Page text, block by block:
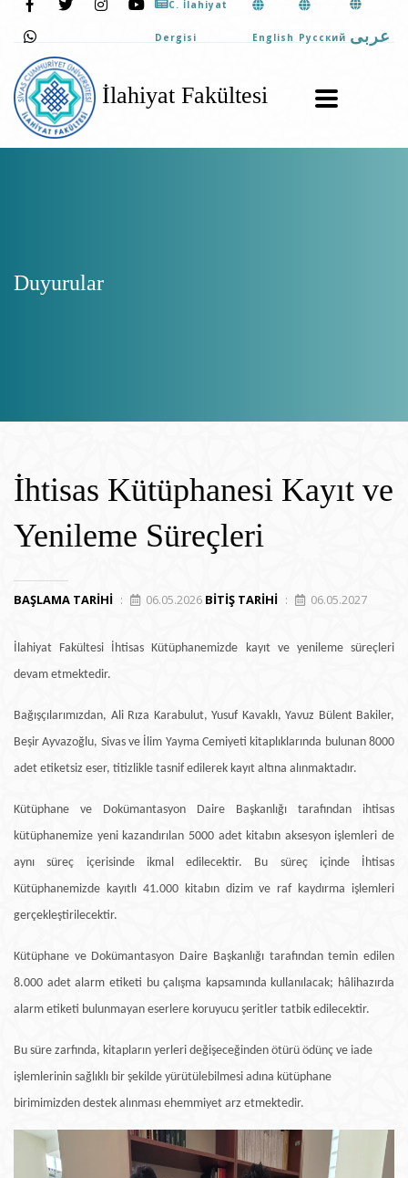
C. İlahiyat
Dergisi English Pусский عربى
İlahiyat Fakültesi
Duyurular
İhtisas Kütüphanesi Kayıt ve
Yenileme Süreçleri
BAŞLAMA TARIHI : 06.05.2026 BITIŞ TARIHI : 06.05.2027
İlahiyat Fakültesi İhtisas Kütüphanemizde kayıt ve yenileme süreçleri
devam etmektedir.
Bağışçılarımızdan, Ali Rıza Karabulut, Yusuf Kavaklı, Yavuz Bülent Bakiler,
Beşir Ayvazoğlu, Sivas ve İlim Yayma Cemiyeti kitaplıklarında bulunan 8000
adet etiketsiz eser, titizlikle tasnif edilerek kayıt altına alınmaktadır.
Kütüphane ve Dokümantasyon Daire Başkanlığı tarafından ihtisas
kütüphanemize yeni kazandırılan 5000 adet kitabın aksesyon işlemleri de
aynı süreç içerisinde ikmal edilecektir. Bu süreç içinde İhtisas
Kütüphanemizde kayıtlı 41.000 kitabın dizim ve raf kaydırma işlemleri
gerçekleştirilecektir.
Kütüphane ve Dokümantasyon Daire Başkanlığı tarafından temin edilen
8.000 adet alarm etiketi bu çalışma kapsamında kullanılacak; hâlihazırda
alarm etiketi bulunmayan eserlere koruyucu şeritler tatbik edilecektir.
Bu süre zarfında, kitapların yerleri değişeceğinden ötürü ödünç ve iade
işlemlerinin sağlıklı bir şekilde yürütülebilmesi adına kütüphane
birimimizden destek alınması ehemmiyet arz etmektedir.